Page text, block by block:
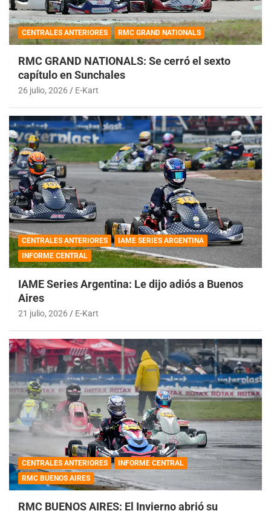
CENTRALES ANTERIORES RMC GRAND NATIONALS
RMC GRAND NATIONALS: Se cerró el sexto
capítulo en Sunchales
26 julio, 2026 E-Kart
CENTRALES ANTERIORES
IAME SERIES ARGENTINA
INFORME CENTRAL
IAME Series Argentina: Le dijo adiós a Buenos
Aires
21 julio, 2026 E-Kart
CENTRALES ANTERIORES
INFORME CENTRAL
RMC BUENOS AIRES
RMC BUENOS AIRES: El Invierno abrió su